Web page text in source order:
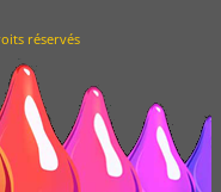
réservés